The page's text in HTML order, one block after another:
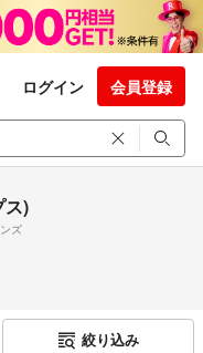
ログイン 会員登録
ス)
ズ
絞り込み